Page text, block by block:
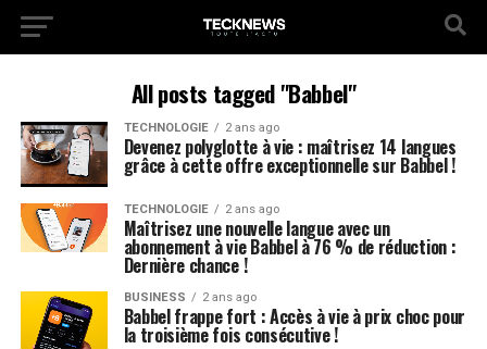
All posts tagged "Babbel"
TECHNOLOGIE 2 ans ago
Devenez polyglotte à vie : maîtrisez 14 langues
grâce à cette offre exceptionnelle sur Babbel !
TECHNOLOGIE 2 ans ago
Maîtrisez une nouvelle langue avec un
abonnement à vie Babbel à 76 % de réduction :
Dernière chance !
BUSINESS 2 ans ago
Babbel frappe fort : Accès à vie à prix choc pour
la troisième fois consécutive !